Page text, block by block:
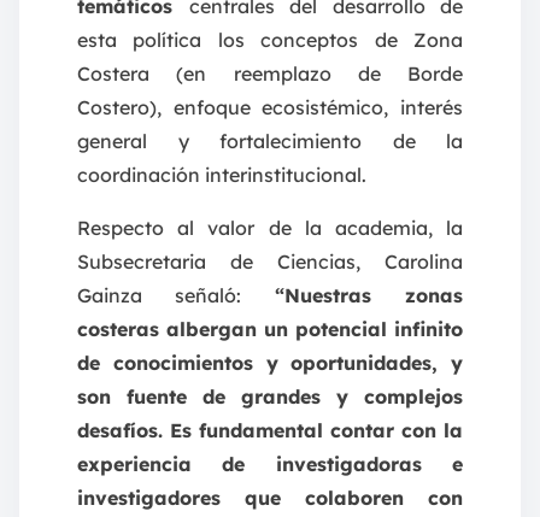
temáticos centrales del desarrollo de
esta política los conceptos de Zona
Costera (en reemplazo de Borde
Costero), enfoque ecosistémico, interés
general y fortalecimiento de la
coordinación interinstitucional.
Respecto al valor de la academia, la
Subsecretaria de Ciencias, Carolina
Gainza señaló: “Nuestras zonas
costeras albergan un potencial infinito
de conocimientos y oportunidades, y
son fuente de grandes y complejos
desafíos. Es fundamental contar con la
experiencia de investigadoras e
investigadores que colaboren con